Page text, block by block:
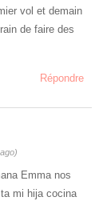
vol et demain
de faire des
Répondre
Emma nos
mi hija cocina